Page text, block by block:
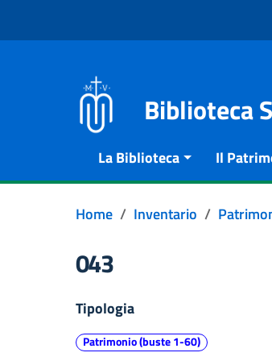
Biblioteca
La Biblioteca Il
Home Inventario
043
Tipologia
Patrimonio (buste 1-60)